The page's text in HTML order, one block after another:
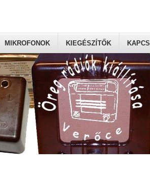
MIKROFONOK KIEGÉSZÍTŐK